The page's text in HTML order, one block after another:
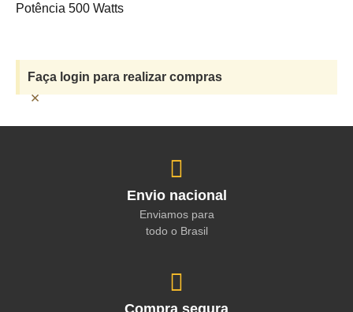
Potência 500 Watts
Faça login para realizar compras
×
Envio nacional
Enviamos para
todo o Brasil
Compra segura